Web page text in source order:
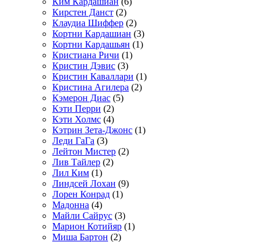
Кирстен Данст (2)
Клаудиа Шиффер (2)
Кортни Кардашиан (3)
Кортни Кардашьян (1)
Кристиана Ричи (1)
Кристин Дэвис (3)
Кристин Каваллари (1)
Кристина Агилера (2)
Кэмерон Диас (5)
Кэти Перри (2)
Кэти Холмс (4)
Кэтрин Зета-Джонс (1)
Леди ГаГа (3)
Лейтон Мистер (2)
Лив Тайлер (2)
Лил Ким (1)
Линдсей Лохан (9)
Лорен Конрад (1)
Мадонна (4)
Майли Сайрус (3)
Марион Котийяр (1)
Миша Бартон (2)